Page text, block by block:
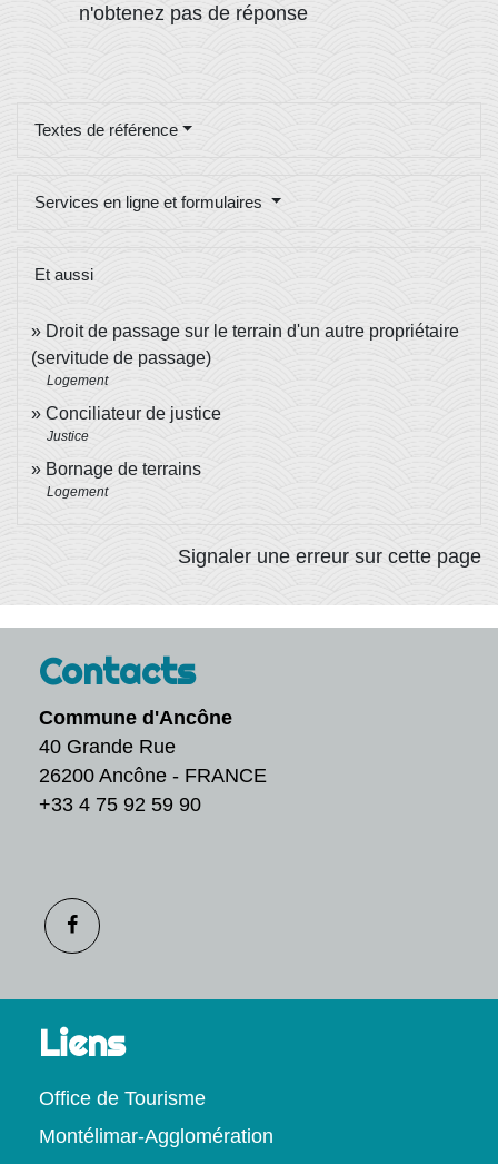
n'obtenez pas de réponse
Textes de référence
Services en ligne et formulaires
Et aussi
Droit de passage sur le terrain d'un autre propriétaire
(servitude de passage)
Logement
Conciliateur de justice
Justice
Bornage de terrains
Logement
Signaler une erreur sur cette page
Contacts
Commune d'Ancône
40 Grande Rue
26200 Ancône - FRANCE
+33 4 75 92 59 90
Liens
Office de Tourisme
Montélimar-Agglomération